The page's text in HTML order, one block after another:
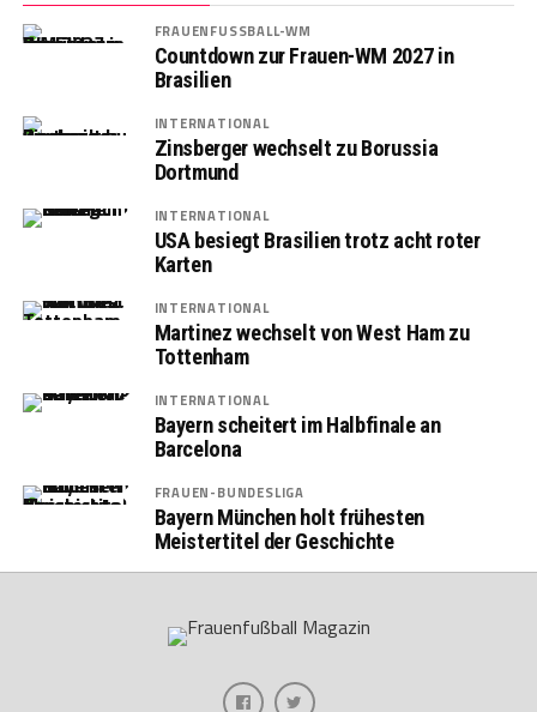
FRAUENFUSSBALL-WM
Countdown zur Frauen-WM 2027 in
Brasilien
INTERNATIONAL
Zinsberger wechselt zu Borussia
Dortmund
INTERNATIONAL
USA besiegt Brasilien trotz acht roter
Karten
INTERNATIONAL
Martinez wechselt von West Ham zu
Tottenham
INTERNATIONAL
Bayern scheitert im Halbfinale an
Barcelona
FRAUEN-BUNDESLIGA
Bayern München holt frühesten
Meistertitel der Geschichte